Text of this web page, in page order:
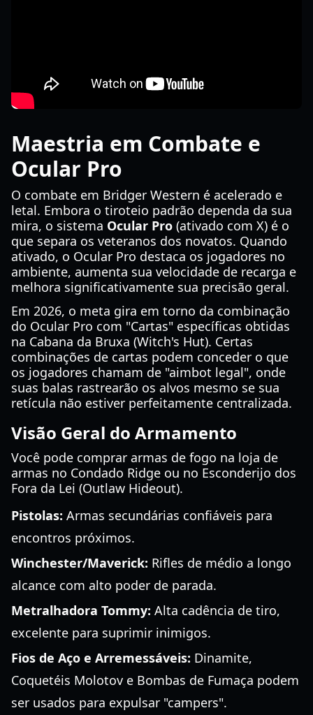
Maestria em Combate e
Ocular Pro
O combate em Bridger Western é acelerado e
letal. Embora o tiroteio padrão dependa da sua
mira, o sistema Ocular Pro (ativado com X) é o
que separa os veteranos dos novatos. Quando
ativado, o Ocular Pro destaca os jogadores no
ambiente, aumenta sua velocidade de recarga e
melhora significativamente sua precisão geral.
Em 2026, o meta gira em torno da combinação
do Ocular Pro com "Cartas" específicas obtidas
na Cabana da Bruxa (Witch's Hut). Certas
combinações de cartas podem conceder o que
os jogadores chamam de "aimbot legal", onde
suas balas rastrearão os alvos mesmo se sua
retícula não estiver perfeitamente centralizada.
Visão Geral do Armamento
Você pode comprar armas de fogo na loja de
armas no Condado Ridge ou no Esconderijo dos
Fora da Lei (Outlaw Hideout).
Pistolas: Armas secundárias confiáveis para
encontros próximos.
Winchester/Maverick: Rifles de médio a longo
alcance com alto poder de parada.
Metralhadora Tommy: Alta cadência de tiro,
excelente para suprimir inimigos.
Fios de Aço e Arremessáveis: Dinamite,
Coquetéis Molotov e Bombas de Fumaça podem
ser usados para expulsar "campers".